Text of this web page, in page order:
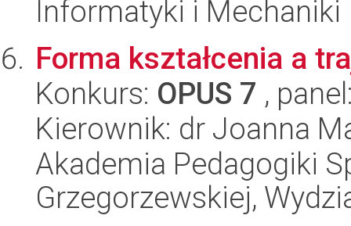
Informatyki i Mechaniki
Forma kształcenia a
Konkurs: OPUS 7 ,
Kierownik: dr Joanna
Akademia Pedagogiki
Grzegorzewskiej,